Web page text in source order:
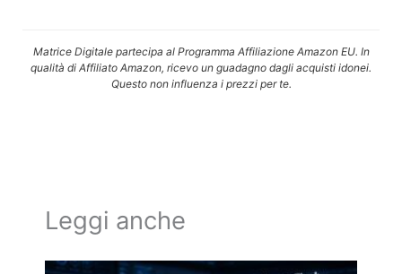
Matrice Digitale partecipa al Programma Affiliazione Amazon EU. In
qualità di Affiliato Amazon, ricevo un guadagno dagli acquisti idonei.
Questo non influenza i prezzi per te.
Leggi anche